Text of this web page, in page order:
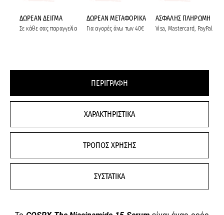
ΔΩΡΕΑΝ ΔΕΙΓΜΑ
Σε κάθε σας παραγγελία
ΔΩΡΕΑΝ ΜΕΤΑΦΟΡΙΚΑ
Για αγορές άνω των 40€
ΑΣΦΑΛΗΣ ΠΛΗΡΩΜΗ
Visa, Mastercard, PayPal
ΠΕΡΙΓΡΑΦΗ
ΧΑΡΑΚΤΗΡΙΣΤΙΚΑ
ΤΡΟΠΟΣ ΧΡΗΣΗΣ
ΣΥΣΤΑΤΙΚΑ